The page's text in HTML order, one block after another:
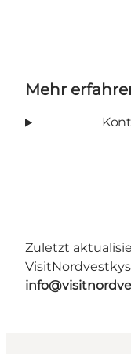
Mehr
Zuletzt